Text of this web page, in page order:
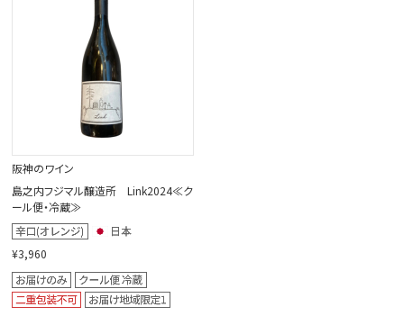
阪神のワイン
島之内フジマル醸造所 Link2024≪ク
ール便・冷蔵≫
¥3,960